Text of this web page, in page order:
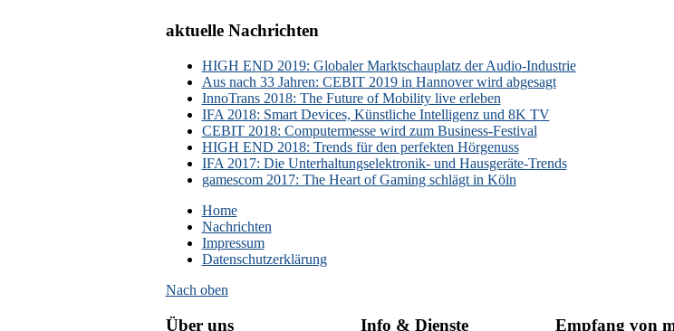
aktuelle Nachrichten
HIGH END 2019: Globaler Marktschauplatz der Audio-Industrie
Aus nach 33 Jahren: CEBIT 2019 in Hannover wird abgesagt
InnoTrans 2018: The Future of Mobility live erleben
IFA 2018: Smart Devices, Künstliche Intelligenz und 8K TV
CEBIT 2018: Computermesse wird zum Business-Festival
HIGH END 2018: Trends für den perfekten Hörgenuss
IFA 2017: Die Unterhaltungselektronik- und Hausgeräte-Trends
gamescom 2017: The Heart of Gaming schlägt in Köln
Home
Nachrichten
Impressum
Datenschutzerklärung
Nach oben
Über uns Info & Dienste Empfang von